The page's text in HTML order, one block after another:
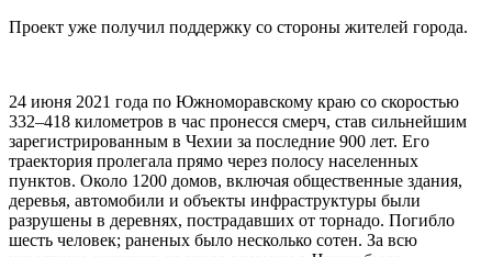
Проект уже получил поддержку со стороны жителей города.
24 июня 2021 года по Южноморавскому краю со скоростью
332–418 километров в час пронесся смерч, став сильнейшим
зарегистрированным в Чехии за последние 900 лет. Его
траектория пролегала прямо через полосу населенных
пунктов. Около 1200 домов, включая общественные здания,
деревья, автомобили и объекты инфраструктуры были
разрушены в деревнях, пострадавших от торнадо. Погибло
шесть человек; раненых было несколько сотен. За всю